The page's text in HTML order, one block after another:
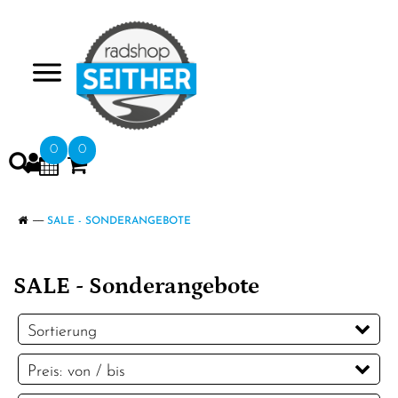
0 0
SALE - SONDERANGEBOTE
SALE - Sonderangebote
Sortierung
Preis: von / bis